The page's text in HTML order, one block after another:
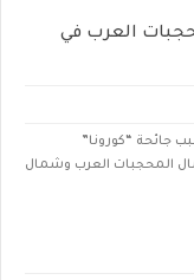
العرب في
جائحة “كورونا”
المحجبات العرب وشمال